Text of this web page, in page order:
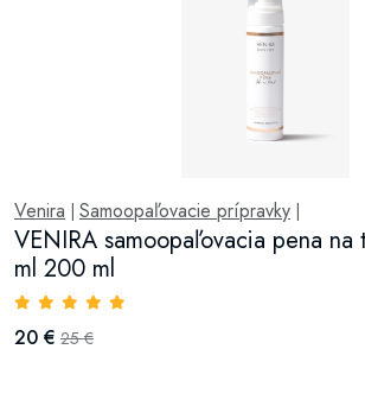
Venira Samoopaľovacie prípravky
VENIRA samoopaľovacia pena
ml 200 ml
20 € 25 €